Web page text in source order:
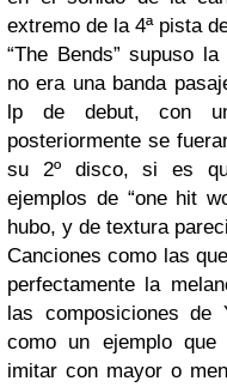
extremo de la 4ª pista
“The Bends” supuso
no era una banda
lp de debut, con
posteriormente se
su 2º disco, si es
ejemplos de “one hit
hubo, y de textura
Canciones como las
perfectamente la
las composiciones de
como un ejemplo que
imitar con mayor o